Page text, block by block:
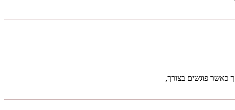
כאשר פוגשים בצורך,